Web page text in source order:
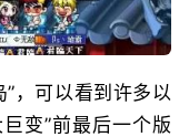
”，可以看到许多以
变”前最后一个版